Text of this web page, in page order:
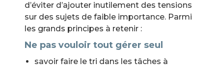
d’éviter d’ajouter inutilement des tensions
sur des sujets de faible importance. Parmi
les grands principes à retenir :
Ne pas vouloir tout gérer seul
savoir faire le tri dans les tâches à